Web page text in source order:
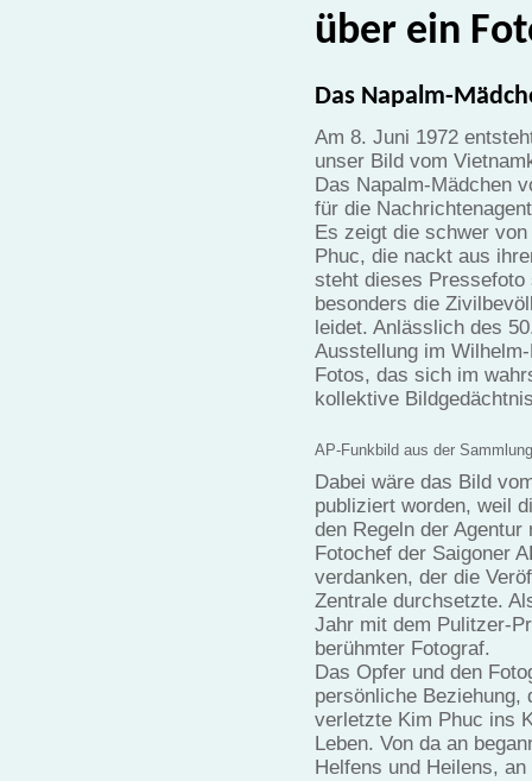
über ein
Das Napalm-
Am 8. Juni 1972
unser Bild vom
Das Napalm-Mädchen
für die
Es zeigt die schwer
Phuc, die nackt aus
steht dieses
besonders die
leidet. Anlässlich des
Ausstellung im
Fotos, das sich im
kollektive
AP-Funkbild aus der
Dabei wäre das Bild
publiziert worden, weil
den Regeln der
Fotochef der Saigoner
verdanken, der die
Zentrale durchsetzte.
Jahr mit dem Pulitzer-
berühmter Fotograf.
Das Opfer und den
persönliche
verletzte Kim Phuc ins
Leben. Von da an
Helfens und Heilens,